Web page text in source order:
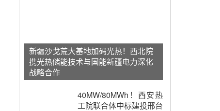
新疆沙戈荒大基地加码光热！西北院
携光热储能技术与国能新疆电力深化
战略合作
40MW/80MWh！西安热
工院联合体中标建投邢台